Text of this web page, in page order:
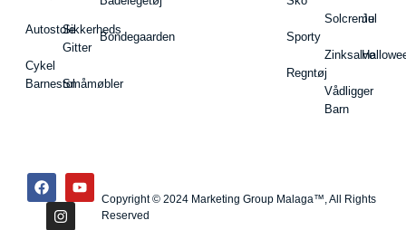
Autostole
Cykel
Barnestol
Sikkerheds
Gitter
Småmøbler
Bondegaarden Sporty
Regntøj
Solcreme
Zinksalve
Vådligger
Barn
Jul
Copyright © 2024 Marketing Group Malaga™, All Rights
Reserved